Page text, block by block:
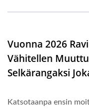
Vuonna 2026
Vähitellen
Selkärangaksi
Katsotaanpa ensin